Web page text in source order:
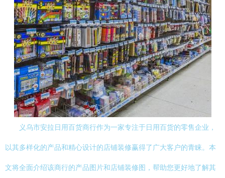
义乌市安拉日用百货商行作为一家专注于日用百货的零售企业，
以其多样化的产品和精心设计的店铺装修赢得了广大客户的青睐。本
文将全面介绍该商行的产品图片和店铺装修图，帮助您更好地了解其